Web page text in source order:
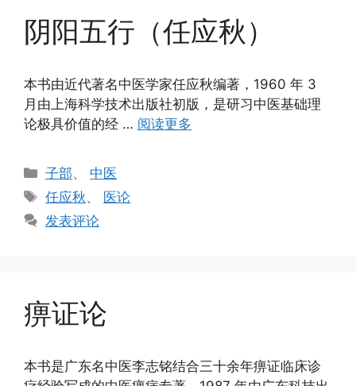
阴阳五行（任应秋）
本书由近代著名中医学家任应秋编著，1960 年 3
月由上海科学技术出版社初版，是研习中医基础理
论极具价值的经 … 阅读更多
分
类
子部、 中医
标
签
任应秋、 医论
发表评论
痹证论
本书是广东名中医李志铭结合三十余年痹证临床诊